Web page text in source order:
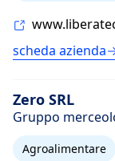
scheda azienda
Zero SRL
Gruppo
Agroalimentare